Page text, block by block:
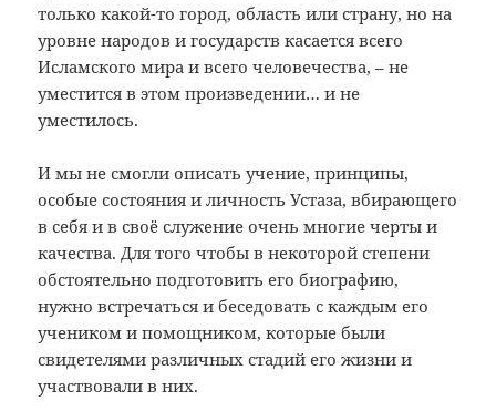
только какой-то город, область или страну, но на
уровне народов и государств касается всего
Исламского мира и всего человечества, – не
уместится в этом произведении… и не
уместилось.
И мы не смогли описать учение, принципы,
особые состояния и личность Устаза, вбирающего
в себя и в своё служение очень многие черты и
качества. Для того чтобы в некоторой степени
обстоятельно подготовить его биографию,
нужно встречаться и беседовать с каждым его
учеником и помощником, которые были
свидетелями различных стадий его жизни и
участвовали в них.